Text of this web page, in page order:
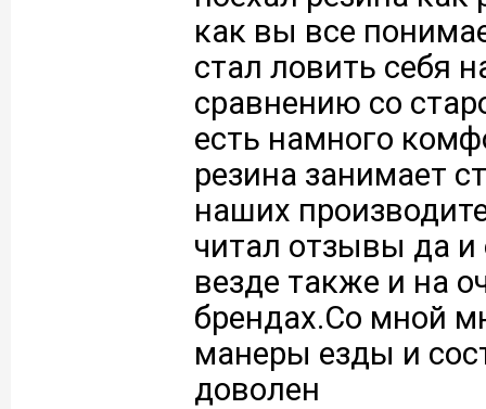
как вы все
стал ловить себя
сравнению со
есть намного
резина занимает
наших
читал отзывы да
везде также и на
брендах.Со мной
манеры езды и
доволен